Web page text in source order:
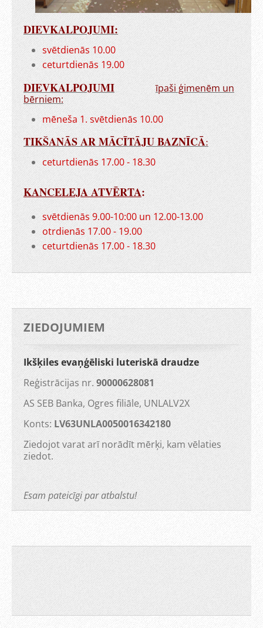
DIEVKALPOJUMI:
svētdienās 10.00
ceturtdienās 19.00
DIEVKALPOJUMI
īpaši ģimenēm un
bērniem:
mēneša 1. svētdienās 10.00
TIKŠANĀS AR MĀCĪTĀJU BAZNĪCĀ:
ceturtdienās 17.00 - 18.30
KANCELEJA ATVĒRTA:
svētdienās 9.00-10:00 un 12.00-13.00
otrdienās 17.00 - 19.00
ceturtdienās 17.00 - 18.30
ZIEDOJUMIEM
Ikšķiles evaņģēliski luteriskā draudze
Reģistrācijas nr. 90000628081
AS SEB Banka, Ogres filiāle, UNLALV2X
Konts: LV63UNLA0050016342180
Ziedojot varat arī norādīt mērķi, kam vēlaties
ziedot.
Esam pateicīgi par atbalstu!